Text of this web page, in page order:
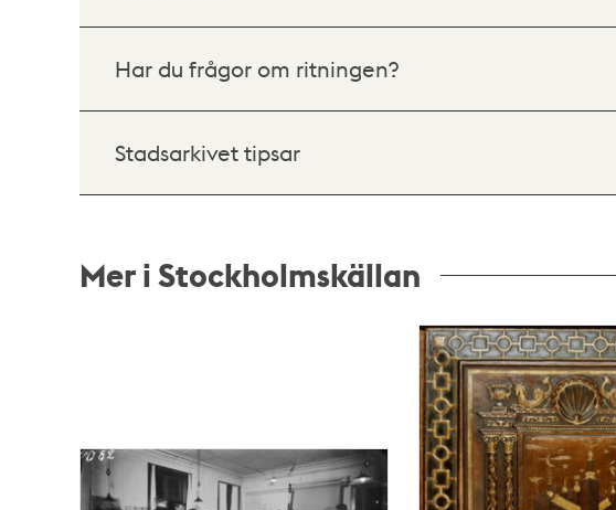
Har du frågor om ritningen?
Stadsarkivet tipsar
Mer i Stockholmskällan